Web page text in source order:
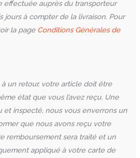
effectuée auprès du transporteur
jours à compter de la livraison. Pour
la page Conditions Générales de
un retour, votre article doit être
état que vous l’avez reçu. Une
et inspecté, nous vous enverrons un
que nous avons reçu votre
remboursement sera traité et un
appliqué à votre carte de